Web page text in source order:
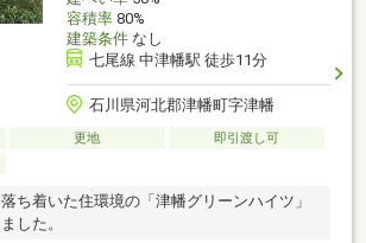
容積率80%
建築条件なし
七尾線 中津幡駅 徒歩11分
石川県河北郡津幡町字津幡
更地
即引渡し可
ち着いた住環境の「津幡グリーンハイツ」
した。